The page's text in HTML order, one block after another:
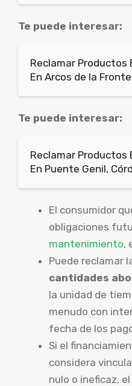
Te puede interesar:
Reclamar Productos
En Arcos de la
Te puede interesar:
Reclamar Productos
En Puente Genil,
El consumidor
obligaciones
mantenimiento,
Puede reclamar
cantidades
la unidad de
menudo con
fecha de los
Si el
considera
nulo o ineficaz,